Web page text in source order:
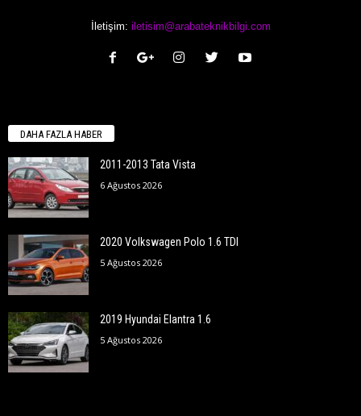
İletişim: iletisim@arabateknikbilgi.com
DAHA FAZLA HABER
2011-2013 Tata Vista
6 Ağustos 2026
2020 Volkswagen Polo 1.6 TDI
5 Ağustos 2026
2019 Hyundai Elantra 1.6
5 Ağustos 2026